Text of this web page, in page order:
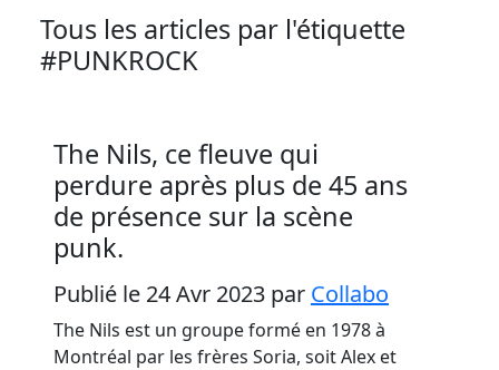
Tous les articles par l'étiquette
#PUNKROCK
The Nils, ce fleuve qui
perdure après plus de 45 ans
de présence sur la scène
punk.
Publié le 24 Avr 2023 par Collabo
The Nils est un groupe formé en 1978 à
Montréal par les frères Soria, soit Alex et